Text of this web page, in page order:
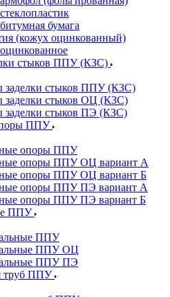
бумага
(кожух оцинкованный)
стыков ППУ (КЗС)
заделки стыков ППУ (КЗС)
заделки стыков ОЦ (КЗС)
заделки стыков ПЭ (КЗС)
ППУ
опоры ППУ
опоры ППУ ОЦ вариант А
опоры ППУ ОЦ вариант Б
опоры ППУ ПЭ вариант А
опоры ППУ ПЭ вариант Б
ППУ
ППУ
ППУ ОЦ
ППУ ПЭ
труб ППУ